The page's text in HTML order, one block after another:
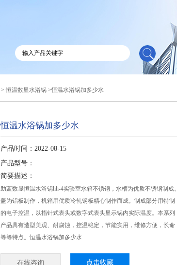
>恒温数显水浴锅 >恒温水浴锅加多少水
恒温水浴锅加多少水
产品时间：2022-08-15
产品型号：
简要描述：
助蓝数显恒温水浴锅hh-4实验室水箱不锈钢，水槽为优质不锈钢制成。
盖为铝板制作，机箱用优质冷轧钢板精心制作而成。制成部分用特制
的电子控温，以指针式表头或数字式表头显示锅内实际温度。本系列
产品具有造型美观、耐腐蚀，控温稳定，节能实用，维修方便，长命
等等特点。恒温水浴锅加多少水
在线咨询 点击收藏